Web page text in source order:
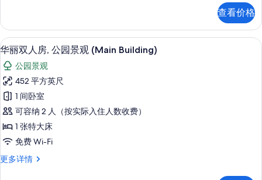
照
片
单
人
床,
无
烟
房
(Imperial
Floor,
Suite)
所
房,
张
单
人
床,
无
烟
房
(Imperial
Floor,
Suite)
多
查看价格
显
示
华
丽
双
人
房,
园
华丽双人房, 公园景观 (Main
8
华丽双人房, 公园景观 (Main Building)
公园景观
452 平方英尺
1 间卧室
可容纳 2 人（按实际入住人数收费）
1 张特大床
免费 Wi-Fi
更多详情
华